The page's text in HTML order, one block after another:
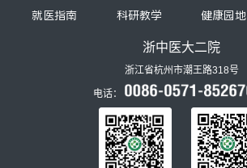
就医指南
科研教学 健康园地
浙中医大二院
浙江省杭州市潮王路318号
电话：